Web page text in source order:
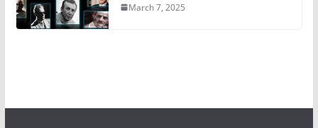
March 7, 2025